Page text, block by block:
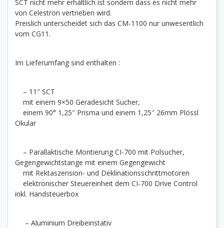
SCT nicht mehr erhältlich ist sondern dass es nicht mehr
von Celestron vertrieben wird.
Preislich unterscheidet sich das CM-1100 nur unwesentlich
vom CG11.
Im Lieferumfang sind enthalten :
– 11″ SCT
mit einem 9×50 Geradesicht Sucher,
einem 90° 1,25″ Prisma und einem 1,25″ 26mm Plössl
Okular
– Parallaktische Montierung CI-700 mit Polsucher,
Gegengewichtstange mit einem Gegengewicht
mit Rektaszension- und Deklinationsschrittmotoren
elektronischer Steuereinheit dem CI-700 Drive Control
inkl. Handsteuerbox
– Aluminium Dreibeinstativ